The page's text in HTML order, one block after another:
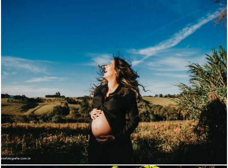
2417 2